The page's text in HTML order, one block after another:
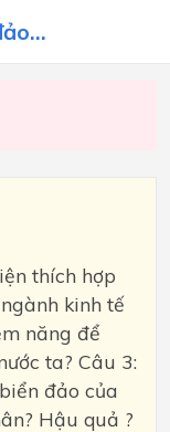
thích hợp
kinh tế
năng để
ta? Câu 3:
đảo của
Hậu quả ?